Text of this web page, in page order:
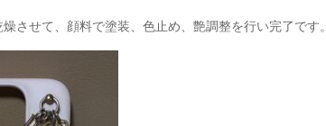
させて、顔料で塗装、色止め、艶調整を行い完了です。